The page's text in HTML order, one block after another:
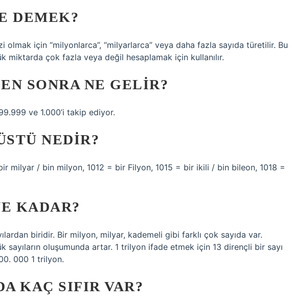
DEMEK?
olmak için “milyonlarca”, “milyarlarca” veya daha fazla sayıda türetilir. Bu
miktarda çok fazla veya değil hesaplamak için kullanılır.
SONRA NE GELIR?
ve 1.000’i takip ediyor.
NEDIR?
milyar / bin milyon, 1012 = bir Filyon, 1015 = bir ikili / bin bileon, 1018 =
KADAR?
biridir. Bir milyon, milyar, kademeli gibi farklı çok sayıda var.
sayıların oluşumunda artar. 1 trilyon ifade etmek için 13 dirençli bir sayı
000 1 trilyon.
KAÇ SIFIR VAR?